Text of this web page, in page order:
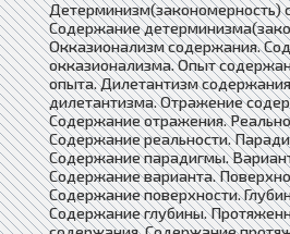
Детерминизм(закономерность)
Содержание
Окказионализм содержания.
окказионализма. Опыт
опыта. Дилетантизм
дилетантизма. Отражение
Содержание отражения.
Содержание реальности.
Содержание парадигмы.
Содержание варианта.
Содержание поверхности.
Содержание глубины.